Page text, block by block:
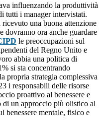
influenzando la produttività
tutti i manager intervistati.
una buona attenzione
dovranno ora anche guardare
le preoccupazioni sul
del Regno Unito e
abbia una politica di
si sta concentrando
propria strategia complessiva
i responsabili delle risorse
proattivo al benessere e
un approccio più olistico al
benessere mentale, fisico e